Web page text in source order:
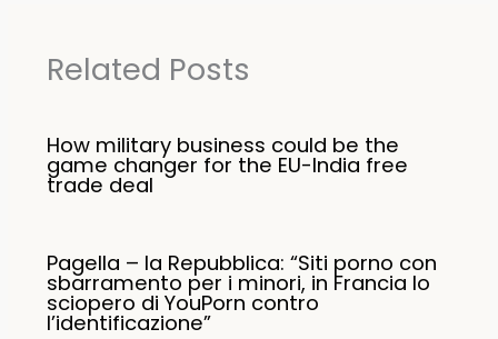
Related Posts
How military business could be the
game changer for the EU-India free
trade deal
Pagella – la Repubblica: “Siti porno con
sbarramento per i minori, in Francia lo
sciopero di YouPorn contro
l’identificazione”